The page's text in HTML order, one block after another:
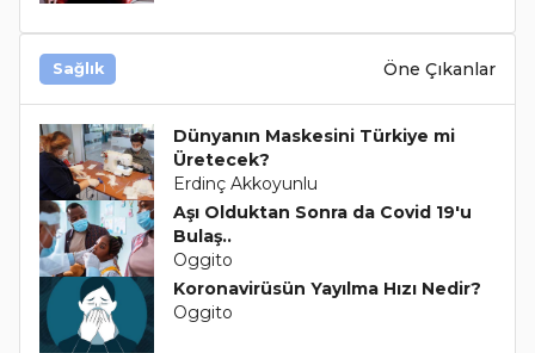
Sağlık Öne Çıkanlar
Dünyanın Maskesini Türkiye mi
Üretecek?
Erdinç Akkoyunlu
Aşı Olduktan Sonra da Covid 19'u
Bulaş..
Oggito
Koronavirüsün Yayılma Hızı Nedir?
Oggito